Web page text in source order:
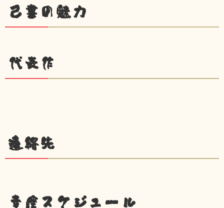
己書の魅力
代表作
連絡先
幸座スケジュール